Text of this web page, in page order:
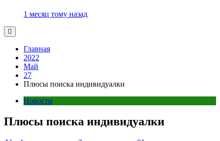
1 месяц тому назад
Главная
2022
Май
27
Плюсы поиска индивидуалки
Новости
Плюсы поиска индивидуалки